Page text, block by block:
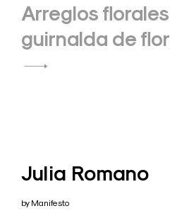
Arreglos
guirnalda de
Julia Romano
by Manifesto